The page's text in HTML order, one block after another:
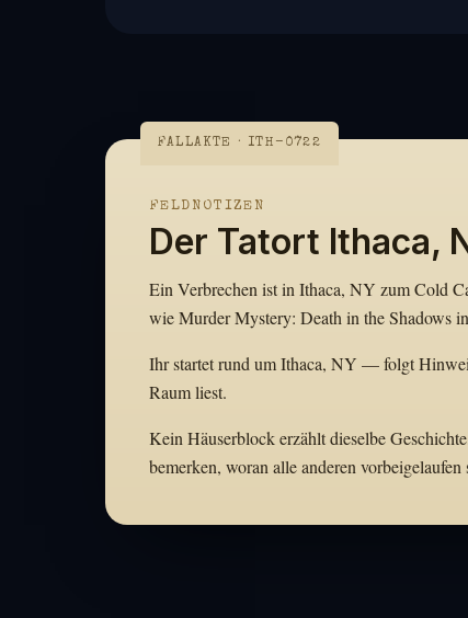
FALLAKTE · ITH-0722
FELDNOTIZEN
Der Tatort Ithaca,
Ein Verbrechen ist in Ithaca, NY zum Cold
wie Murder Mystery: Death in the Shadows
Ihr startet rund um Ithaca, NY — folgt
Raum liest.
Kein Häuserblock erzählt dieselbe
bemerken, woran alle anderen